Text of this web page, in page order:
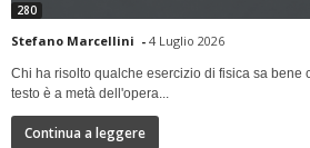
280
Stefano Marcellini - 4 Luglio 2026
Chi ha risolto qualche esercizio di fisica sa bene
testo è a metà dell'opera...
Continua a leggere